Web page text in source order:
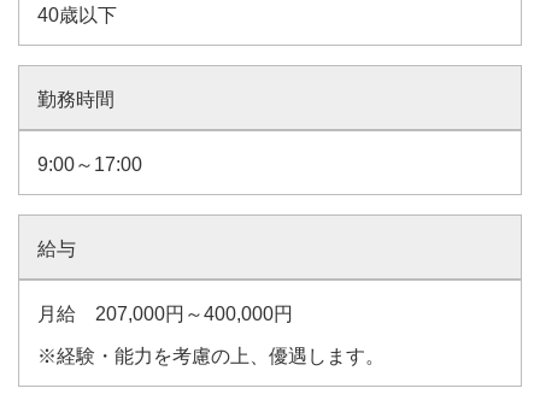
40歳以下
勤務時間
9:00～17:00
給与
月給 207,000円～400,000円
※経験・能力を考慮の上、優遇します。